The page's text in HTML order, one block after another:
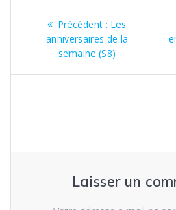
Navigation
l’article
Précédent : Article
précédent
:
Les
anniversaires de la
semaine (S8)
Laisser un